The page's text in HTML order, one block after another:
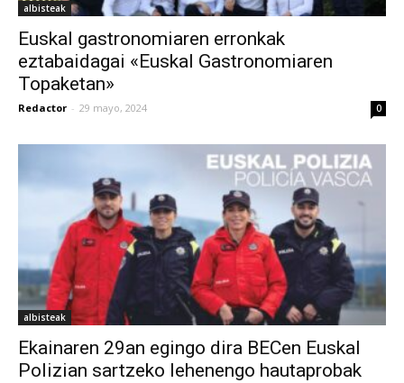
albisteak
Euskal gastronomiaren erronkak
eztabaidagai «Euskal Gastronomiaren
Topaketan»
Redactor - 29 mayo, 2024 0
albisteak
Ekainaren 29an egingo dira BECen Euskal
Polizian sartzeko lehenengo hautaprobak